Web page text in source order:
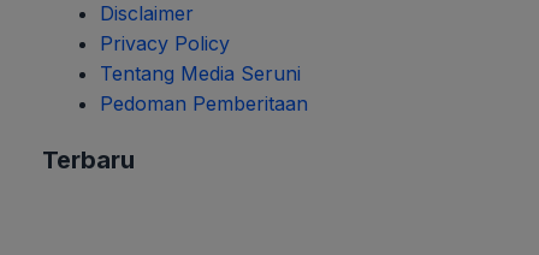
Disclaimer
Privacy Policy
Tentang Media Seruni
Pedoman Pemberitaan
Terbaru